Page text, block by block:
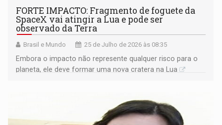
FORTE IMPACTO: Fragmento de foguete da
SpaceX vai atingir a Lua e pode ser
observado da Terra
Brasil e Mundo 25 de Julho de 2026 às 08:35
Embora o impacto não represente qualquer risco para o
planeta, ele deve formar uma nova cratera na Lua